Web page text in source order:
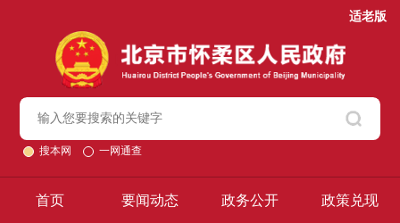
适老版
搜本网 一网通查
首页 要闻动态 政务公开 政策兑现